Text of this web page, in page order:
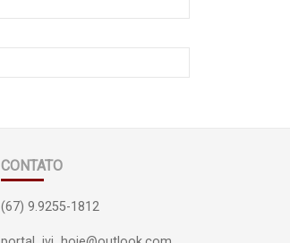
CONTATO
(67) 9.9255-1812